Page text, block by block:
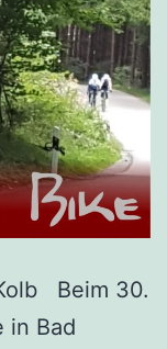
Beim 30.
in Bad